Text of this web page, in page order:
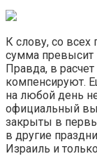
К слову, со всех
сумма превысит
Правда, в расчет
компенсируют.
на любой день
официальный
закрыты в
в другие
Израиль и